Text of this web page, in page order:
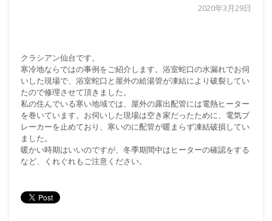
2020年3月29日
クラシアン仙台です。
寒冷地ならではの事例をご紹介します。浴室蛇口の水漏れでお伺
いした現場で、浴室蛇口と屋外の給湯管が凍結により破裂してい
たので修理させて頂きました。
私の住んでいる寒い地域では、屋外の露出配管には電熱ヒーター
を巻いています。お伺いした現場は空き家だったために、電気ブ
レーカーを止めており、寒いのに配管が暖まらず凍結破損してい
ました。
暖かい時期はいいのですが、冬季期間中はヒーターの確認をする
など、くれぐれもご注意ください。